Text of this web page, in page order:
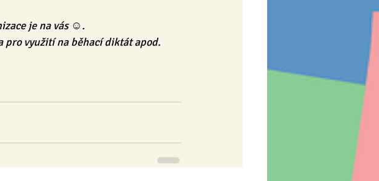
je na vás ☺︎.
pro využití na běhací diktát apod.